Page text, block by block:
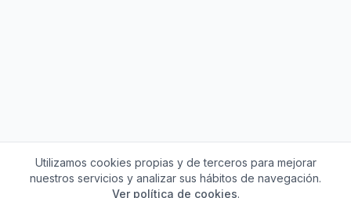
Utilizamos cookies propias y de terceros para mejorar
nuestros servicios y analizar sus hábitos de navegación.
Ver política de cookies.